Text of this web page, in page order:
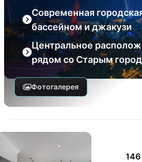
Современная
бассейном и джакузи
Центральное
рядом со Старым
Фотогалерея